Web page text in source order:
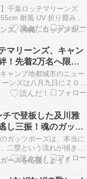
千葉ロッテマリーンズ
耐風 UV 折り畳み傘
み傘 軽量 晴雨兼用 風に
動 uvカット 超軽量 超撥
55 傘 折りたたみ価格：
京都発 マリーンズ、沖縄、ロックンロール、なblog
マリーンズ、キャン
！先着2万名へ限定
決定
ャンプ地都城市のニュー
ンズは八月九日にＺＯＺ
催されるオリックスバフ
崎県の都城市と連携した
施すると発表しました。
から同球団のキャンプ地
チで登板した及川雅
し三振！魂のガッツ
緊迫リレーの裏側と
ガッツポーズは、本当に
二塁という流れが傾きか
振を奪ってベンチの空気
たですね。優勝争いで
ち切る一球」が勝敗を左
ースを応援しよう！